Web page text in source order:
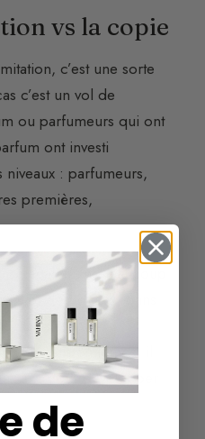
vs la copie
c’est une sorte
c’est un vol de
ou parfumeurs qui ont
ont investi
niveaux : parfumeurs,
premières,
également beaucoup
des locaux, dans
tests
investis en temps, il
ans pour développer
de